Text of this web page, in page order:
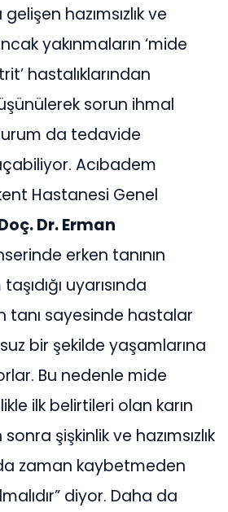
hazımsızlık ve
yakınmaların ‘mide
hastalıklarından
sorun ihmal
da tedavide
Acıbadem
Hastanesi Genel
Dr. Erman
erken tanının
uyarısında
tanı sayesinde hastalar
bir şekilde yaşamlarına
Bu nedenle mide
ilk belirtileri olan karın
şişkinlik ve hazımsızlık
zaman kaybetmeden
diyor. Daha da